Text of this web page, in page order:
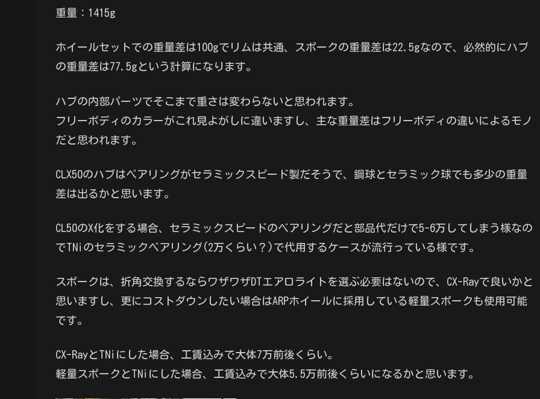
重量：1415g
ホイールセットでの重量差は100gでリムは共通、スポークの重量差は22.5gなので、必然的にハブ
の重量差は77.5gという計算になります。
ハブの内部パーツでそこまで重さは変わらないと思われます。
フリーボディのカラーがこれ見よがしに違いますし、主な重量差はフリーボディの違いによるモノ
だと思われます。
CLX50のハブはベアリングがセラミックスピード製だそうで、鋼球とセラミック球でも多少の重量
差は出るかと思います。
CL50のX化をする場合、セラミックスピードのベアリングだと部品代だけで5-6万してしまう様なの
でTNiのセラミックベアリング(2万くらい？)で代用するケースが流行っている様です。
スポークは、折角交換するならワザワザDTエアロライトを選ぶ必要はないので、CX-Rayで良いかと
思いますし、更にコストダウンしたい場合はARPホイールに採用している軽量スポークも使用可能
です。
CX-RayとTNiにした場合、工賃込みで大体7万前後くらい。
軽量スポークとTNiにした場合、工賃込みで大体5.5万前後くらいになるかと思います。